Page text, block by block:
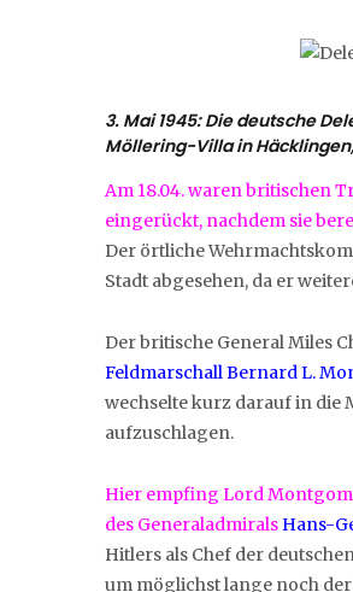
3. Mai 1945: Die deutsche
Möllering-Villa in
Am 18.04. waren britischen
eingerückt, nachdem sie
Der örtliche
Stadt abgesehen, da er
Der britische General Miles
Feldmarschall Bernard L.
wechselte kurz darauf in die
aufzuschlagen.
Hier empfing Lord
des Generaladmirals Hans-
Hitlers als Chef der
um möglichst lange noch